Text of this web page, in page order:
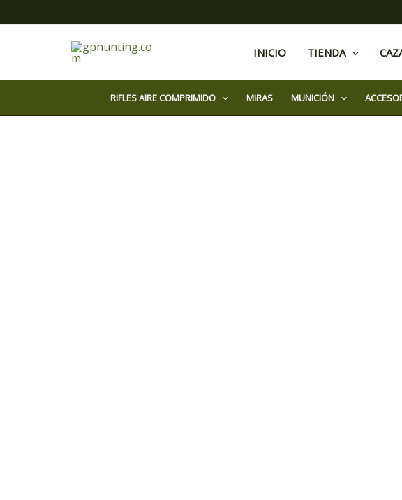
al
INICIO TIENDA
RIFLES AIRE COMPRIMIDO MIRAS MUNICIÓN